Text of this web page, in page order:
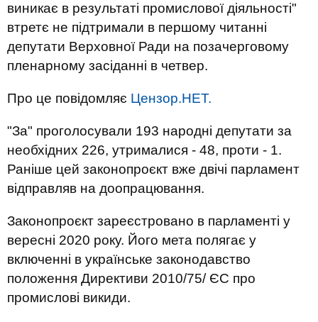
виникає в результаті промислової діяльності"
втретє не підтримали в першому читанні
депутати Верховної Ради на позачерговому
пленарному засіданні в четвер.
Про це повідомляє Цензор.НЕТ.
"За" проголосували 193 народні депутати за
необхідних 226, утрималися - 48, проти - 1.
Раніше цей законопроєкт вже двічі парламент
відправляв на доопрацювання.
Законопроєкт зареєстровано в парламенті у
вересні 2020 року. Його мета полягає у
включенні в українське законодавство
положення Директиви 2010/75/ ЄС про
промислові викиди.